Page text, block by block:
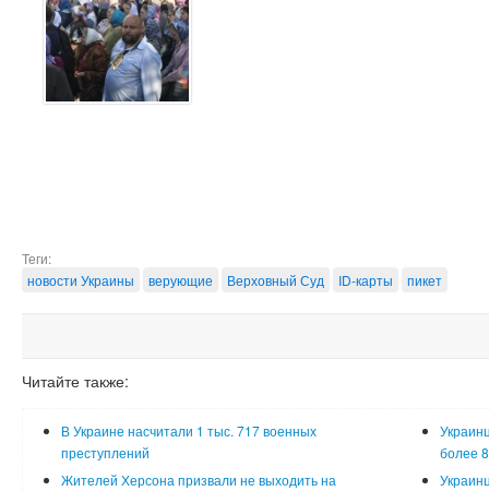
Теги:
новости Украины
верующие Верховный Суд ID-карты пикет
Читайте также:
В Украине насчитали 1 тыс. 717 военных
преступлений
более
Жителей Херсона призвали не выходить на